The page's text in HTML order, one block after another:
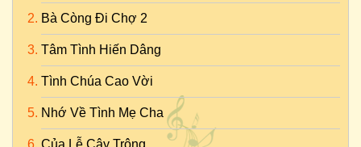
Bà Còng Đi Chợ 2
Tâm Tình Hiến Dâng
Tình Chúa Cao Vời
Nhớ Về Tình Mẹ Cha
Của Lễ Cậy Trông